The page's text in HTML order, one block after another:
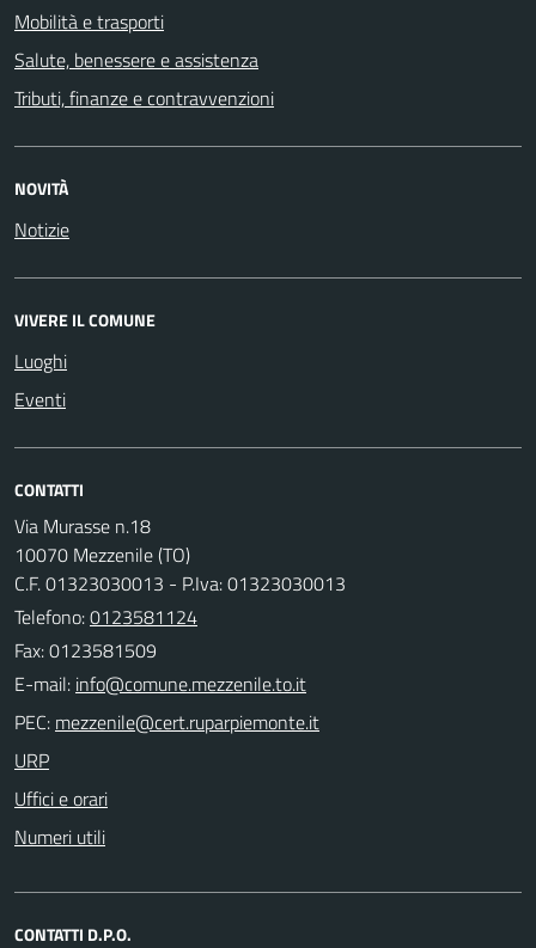
Mobilità e trasporti
Salute, benessere e assistenza
Tributi, finanze e contravvenzioni
NOVITÀ
Notizie
VIVERE IL COMUNE
Luoghi
Eventi
CONTATTI
Via Murasse n.18
10070 Mezzenile (TO)
C.F. 01323030013 - P.Iva: 01323030013
Telefono:0123581124
Fax: 0123581509
E-mail:
PEC:
URP
Uffici e orari
Numeri utili
CONTATTI D.P.O.